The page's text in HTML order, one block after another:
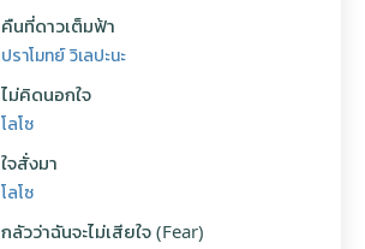
คืนที่ดาวเต็มฟ้า
ปราโมทย์ วิเลปะนะ
ไม่คิดนอกใจ
โลโซ
ใจสั่งมา
โลโซ
กลัวว่าฉันจะไม่เสียใจ (Fear)